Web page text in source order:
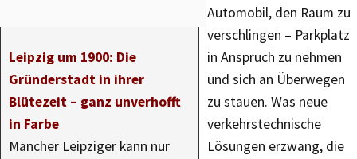
Leipzig um 1900: Die
Gründerstadt in ihrer
Blütezeit – ganz unverhofft
in Farbe
Mancher Leipziger kann nur
Automobil, den Raum zu
verschlingen – Parkplatz
in Anspruch zu nehmen
und sich an Überwegen
zu stauen. Was neue
verkehrstechnische
Lösungen erzwang, die